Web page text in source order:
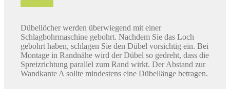
Dübellöcher werden überwiegend mit einer
Schlagbohrmaschine gebohrt. Nachdem Sie das Loch
gebohrt haben, schlagen Sie den Dübel vorsichtig ein. Bei
Montage in Randnähe wird der Dübel so gedreht, dass die
Spreizrichtung parallel zum Rand wirkt. Der Abstand zur
Wandkante A sollte mindestens eine Dübellänge betragen.